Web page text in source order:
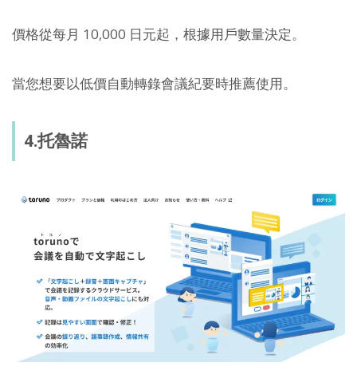
價格從每月 10,000 日元起，根據用戶數量決定。
當您想要以低價自動轉錄會議紀要時推薦使用。
4.托魯諾